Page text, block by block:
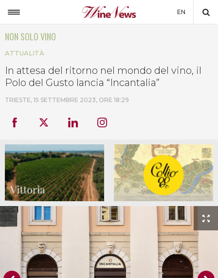
EN
NON SOLO VINO
WINENEWS TV
NON SOLO VINO
ATTUALITÀ
In attesa del ritorno nel mondo del vino, il
Polo del Gusto lancia “Incantalia”
TRIESTE, 15 SETTEMBRE 2023, ORE 18:29